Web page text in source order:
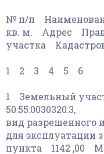
№ п/п
кв. м. Адрес
участка
1 2 3 4 5 6
1 Земельный
50:55:0030320:3,
вид разрешенного
для эксплуатации
пункта 1142 ,00